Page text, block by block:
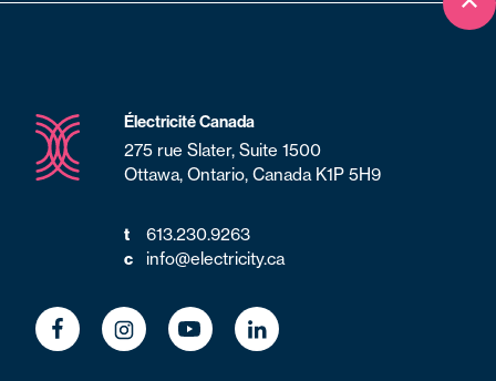
Électricité Canada
275 rue Slater, Suite 1500
Ottawa, Ontario, Canada K1P 5H9
t
613.230.9263
c
info@electricity.ca